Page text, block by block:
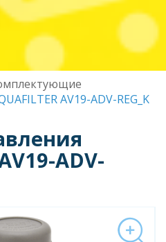
AV19-ADV-REG_K
ADV-